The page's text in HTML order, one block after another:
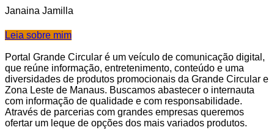
Janaina Jamilla
Leia sobre mim
Portal Grande Circular é um veículo de comunicação digital,
que reúne informação, entretenimento, conteúdo e uma
diversidades de produtos promocionais da Grande Circular e
Zona Leste de Manaus. Buscamos abastecer o internauta
com informação de qualidade e com responsabilidade.
Através de parcerias com grandes empresas queremos
ofertar um leque de opções dos mais variados produtos.